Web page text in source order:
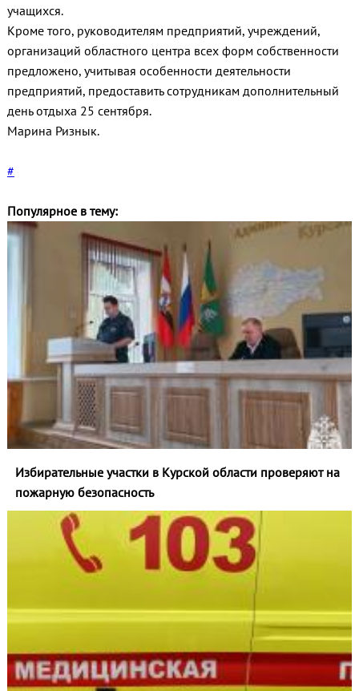
учащихся.
Кроме того, руководителям предприятий, учреждений,
организаций областного центра всех форм собственности
предложено, учитывая особенности деятельности
предприятий, предоставить сотрудникам дополнительный
день отдыха 25 сентября.
Марина Ризнык.
#
Популярное в тему:
Избирательные участки в Курской области проверяют на
пожарную безопасность